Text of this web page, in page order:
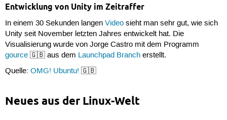
Entwicklung von Unity im Zeitraffer
In einem 30 Sekunden langen Videosieht man sehr gut, wie sich
Unity seit November letzten Jahres entwickelt hat. Die
Visualisierung wurde von Jorge Castro mit dem Programm
gource🇬🇧 aus dem Launchpad Brancherstellt.
Quelle: OMG! Ubuntu! 🇬🇧
Neues aus der Linux-Welt